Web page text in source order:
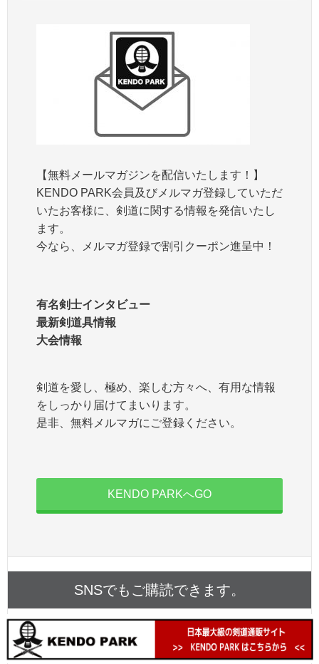
【無料メールマガジンを配信いたします！】
KENDO PARK会員及びメルマガ登録していただ
いたお客様に、剣道に関する情報を発信いたし
ます。
今なら、メルマガ登録で割引クーポン進呈中！
有名剣士インタビュー
最新剣道具情報
大会情報
剣道を愛し、極め、楽しむ方々へ、有用な情報
をしっかり届けてまいります。
是非、無料メルマガにご登録ください。
KENDO PARKへGO
SNSでもご購読できます。
でフォローする